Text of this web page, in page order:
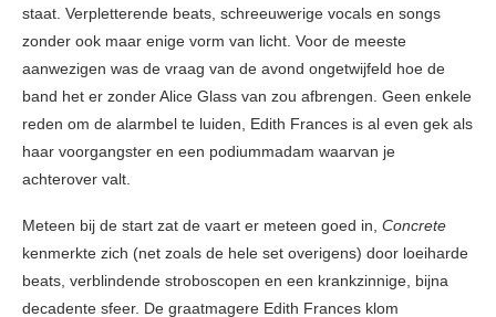
staat. Verpletterende beats, schreeuwerige vocals en songs
zonder ook maar enige vorm van licht. Voor de meeste
aanwezigen was de vraag van de avond ongetwijfeld hoe de
band het er zonder Alice Glass van zou afbrengen. Geen enkele
reden om de alarmbel te luiden, Edith Frances is al even gek als
haar voorgangster en een podiummadam waarvan je
achterover valt.
Meteen bij de start zat de vaart er meteen goed in, Concrete
kenmerkte zich (net zoals de hele set overigens) door loeiharde
beats, verblindende stroboscopen en een krankzinnige, bijna
decadente sfeer. De graatmagere Edith Frances klom